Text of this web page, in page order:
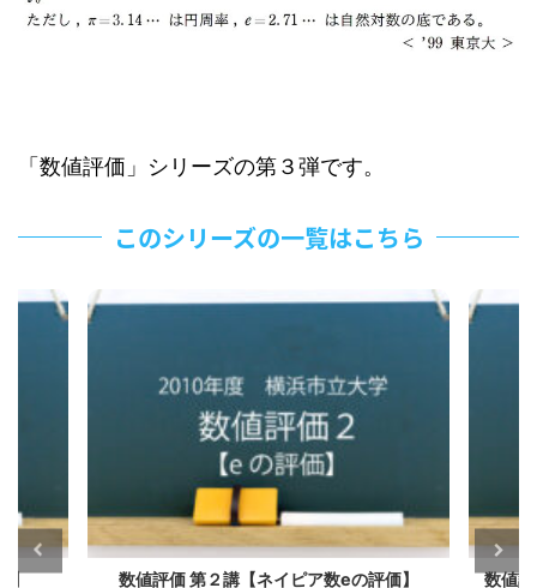
「数値評価」シリーズの第３弾です。
このシリーズの一覧はこちら
】
数値評価 第２講【ネイピア数eの評価】
数値